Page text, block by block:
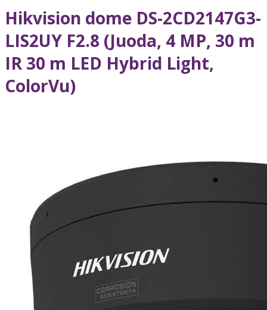
Hikvision dome DS-2CD2147G3-
LIS2UY F2.8 (Juoda, 4 MP, 30 m
IR 30 m LED Hybrid Light,
ColorVu)